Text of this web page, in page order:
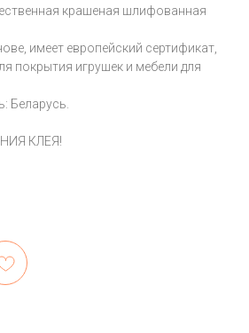
крашеная шлифованная
имеет европейский сертификат,
покрытия игрушек и мебели для
Беларусь.
КЛЕЯ!